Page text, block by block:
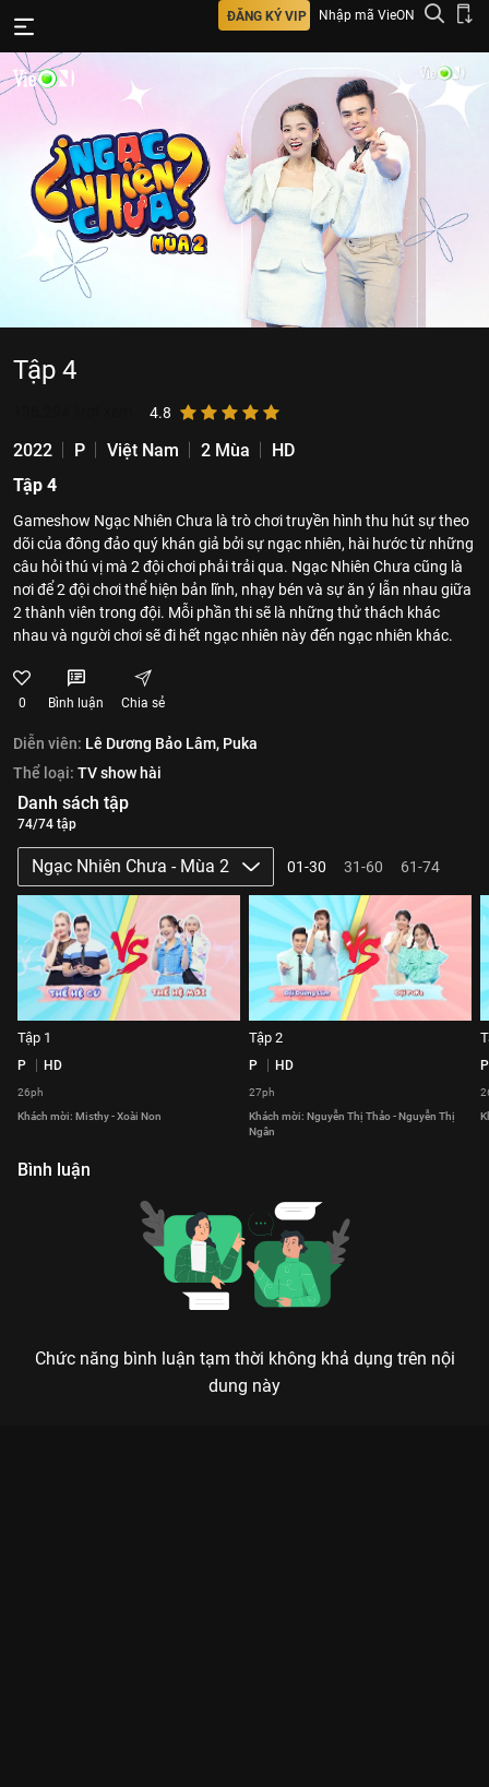
ĐĂNG KÝ VIP Nhập mã VieON
Tập 4
4.8
2022 P Việt Nam 2 Mùa
HD
Tập 4
Gameshow Ngạc Nhiên Chưa là trò chơi truyền hình thu hút sự theo
dõi của đông đảo quý khán giả bởi sự ngạc nhiên, hài hước từ những
câu hỏi thú vị mà 2 đội chơi phải trải qua. Ngạc Nhiên Chưa cũng là
nơi để 2 đội chơi thể hiện bản lĩnh, nhạy bén và sự ăn ý lẫn nhau giữa
2 thành viên trong đội. Mỗi phần thi sẽ là những thử thách khác
nhau và người chơi sẽ đi hết ngạc nhiên này đến ngạc nhiên khác.
0 Bình luận Chia sẻ
Diễn viên: Lê Dương Bảo Lâm, Puka
Thể loại: TV show hài
Danh sách tập
74/74 tập
Ngạc Nhiên Chưa - Mùa 2 01-30 31-60 61-74
Tập 1
P HD
26ph
Khách mời: Misthy - Xoài Non
Tập 2
P HD
27ph
Khách mời: Nguyễn Thị Thảo - Nguyễn Thị
Ngân
P
Bình luận
Chức năng bình luận tạm thời không khả dụng trên nội
dung này